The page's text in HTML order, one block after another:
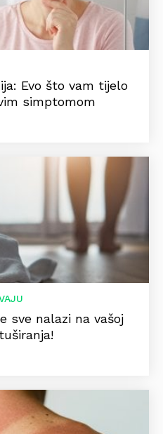
Evo što vam tijelo
simptomom
sve nalazi na vašoj